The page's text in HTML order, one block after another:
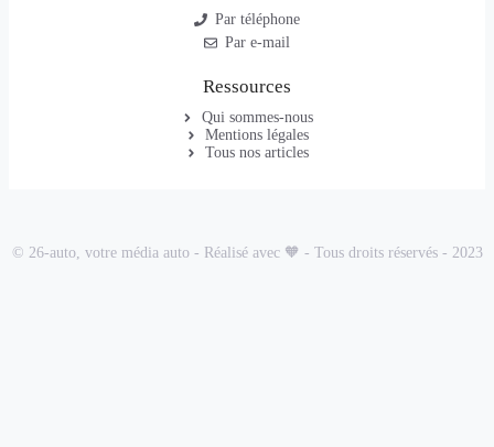
Par téléphone
Par e-mail
Ressources
Qui sommes-nous
Mentions légales
Tous nos articles
© 26-auto, votre média auto - Réalisé avec 🧡 - Tous droits réservés - 2023